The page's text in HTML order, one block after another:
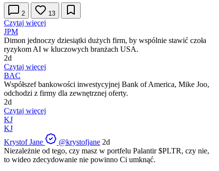
2 13
Czytaj więcej
JPM
Dimon jednoczy dziesiątki dużych firm, by wspólnie stawić czoła
ryzykom AI w kluczowych branżach USA.
2d
Czytaj więcej
BAC
Współszef bankowości inwestycyjnej Bank of America, Mike Joo,
odchodzi z firmy dla zewnętrznej oferty.
2d
Czytaj więcej
KJ
KJ
Krystof Jane
@krystofjane 2d
Niezależnie od tego, czy masz w portfelu Palantir$PLTR, czy nie,
to wideo zdecydowanie nie powinno Ci umknąć.